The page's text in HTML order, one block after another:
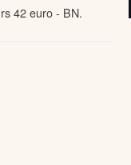
42 euro - BN.